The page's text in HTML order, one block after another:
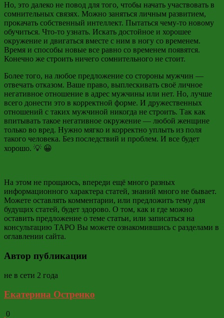
Но, это далеко не повод для того, чтобы начать участвовать в
сомнительных связях. Можно заняться личным развитием,
прокачать собственный интеллект. Пытаться чему-то новому
обучиться. Что-то узнать. Искать достойное и хорошее
окружение и двигаться вместе с ним в ногу со временем.
Время и способы новые все равно со временем появятся.
Конечно же строить ничего сомнительного не стоит.
Более того, на любое предложение со стороны мужчин —
отвечать отказом. Ваше право, выплескивать своё личное
негативное отношение в адрес мужчины или нет. Но, лучше
всего донести это в корректной форме. И дружественных
отношений с таких мужчиной никогда не строить. Так как
впитывать такое негативное окружение — любой женщине
только во вред. Нужно мягко и корректно уплыть из поля
такого человека. Без последствий и проблем. И все будет
хорошо. 💡 😀
На этом не прощаюсь, впереди ещё много разных
информационного характера статей, знаний много не бывает.
Можете оставлять комментарии, или предложить тему для
будущих статей, будет здорово. О том, как и где можно
оставить предложение о теме статьи, или записаться на
консультацию ТАРО Вы можете ознакомившись с разделами в
оглавлении сайта.
Автор публикации
не в сети 2 года
Екатерина Остренко
0